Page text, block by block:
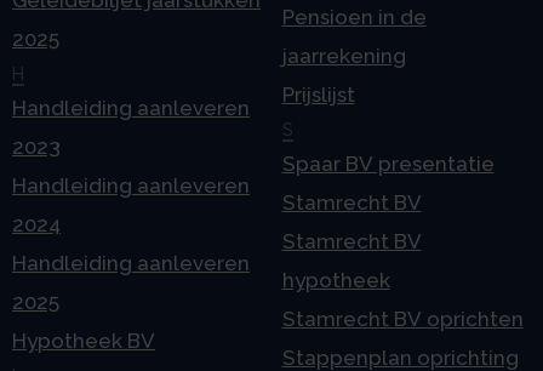
2025
H
Handleiding aanleveren
2023
Handleiding aanleveren
2024
Handleiding aanleveren
2025
Hypotheek BV
Pensioen in de
jaarrekening
Prijslijst
S
Spaar BV presentatie
Stamrecht BV
Stamrecht BV
hypotheek
Stamrecht BV oprichten
Stappenplan oprichting